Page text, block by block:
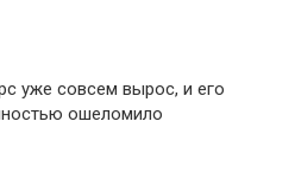
уже совсем вырос, и его
ошеломило